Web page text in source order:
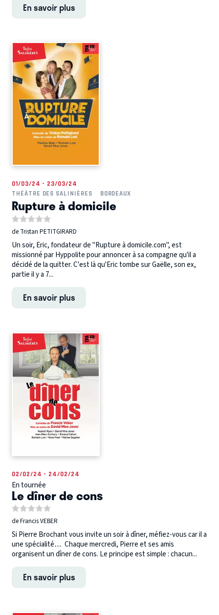
En savoir plus
01/03/24 - 23/03/24
THÉÂTRE DES SALINIÈRES
BORDEAUX
Rupture à domicile
de Tristan PETITGIRARD
Un soir, Eric, fondateur de "Rupture à domicile.com", est
missionné par Hyppolite pour annoncer à sa compagne qu'il a
décidé de la quitter. C'est là qu'Eric tombe sur Gaëlle, son ex,
partie il y a 7...
En savoir plus
02/02/24 - 24/02/24
En tournée
Le dîner de cons
de Francis VEBER
Si Pierre Brochant vous invite un soir à dîner, méfiez-vous car il a
une spécialité… Chaque mercredi, Pierre et ses amis
organisent un dîner de cons. Le principe est simple : chacun...
En savoir plus